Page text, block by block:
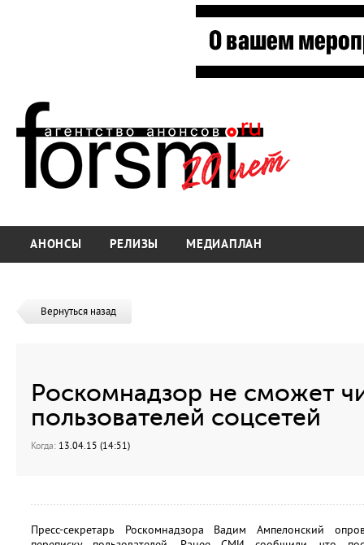
АНОНСЫ РЕЛИЗЫ МЕДИАПЛАН
Вернуться назад
Роскомнадзор не сможет
пользователей соцсетей
Когда: 13.04.15 (14:51)
Пресс-секретарь Роскомнадзора Вадим Ампелонский